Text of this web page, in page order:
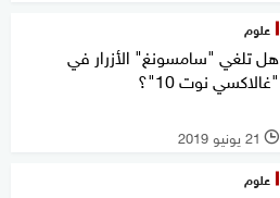
علوم
هل تلغي "سامسونغ" الأزرار في
"غالاكسي نوت 10"؟
l 21 يونيو 2019
علوم